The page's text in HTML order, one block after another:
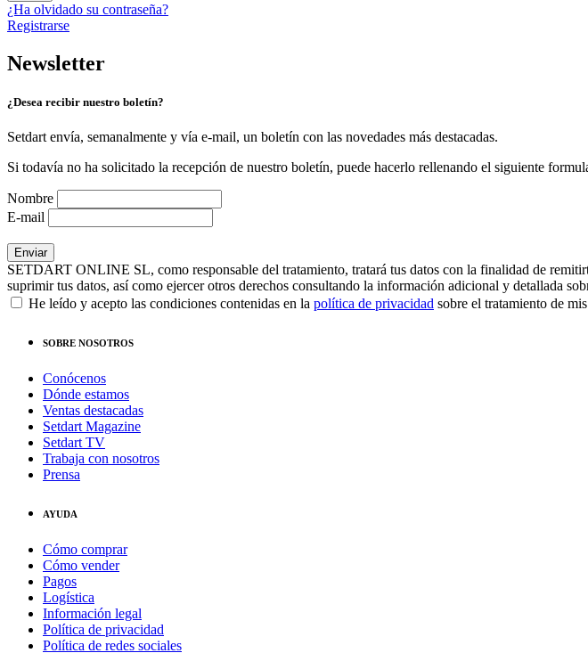
¿Ha olvidado su contraseña?
Registrarse
Newsletter
¿Desea recibir nuestro boletín?
Setdart envía, semanalmente y vía e-mail, un boletín con las novedades más destacadas.
Si todavía no ha solicitado la recepción de nuestro boletín, puede hacerlo rellenando el siguiente
Nombre
E-mail
SETDART ONLINE SL, como responsable del tratamiento, tratará tus datos con la finalidad de
suprimir tus datos, así como ejercer otros derechos consultando la información adicional y detallada
He leído y acepto las condiciones contenidas en la política de privacidad sobre el tratamiento de
SOBRE NOSOTROS
Conócenos
Dónde estamos
Ventas destacadas
Setdart Magazine
Setdart TV
Trabaja con nosotros
Prensa
AYUDA
Cómo comprar
Cómo vender
Pagos
Logística
Información legal
Política de privacidad
Política de redes sociales